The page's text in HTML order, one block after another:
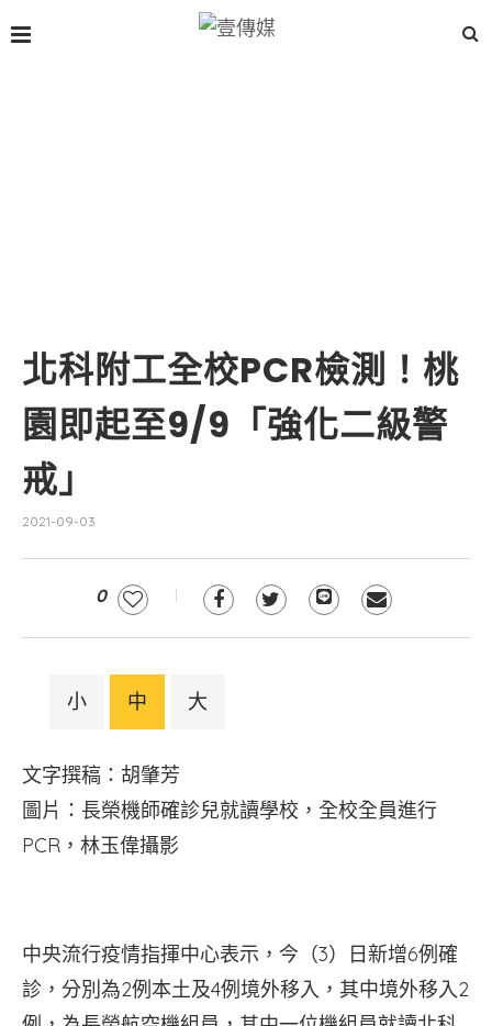
北科附工全校PCR檢測！桃
園即起至9/9「強化二級警
戒」
2021-09-03
0
小 中 大
文字撰稿：胡肇芳
圖片：長榮機師確診兒就讀學校，全校全員進行
PCR，林玉偉攝影
中央流行疫情指揮中心表示，今（3）日新增6例確
診，分別為2例本土及4例境外移入，其中境外移入2